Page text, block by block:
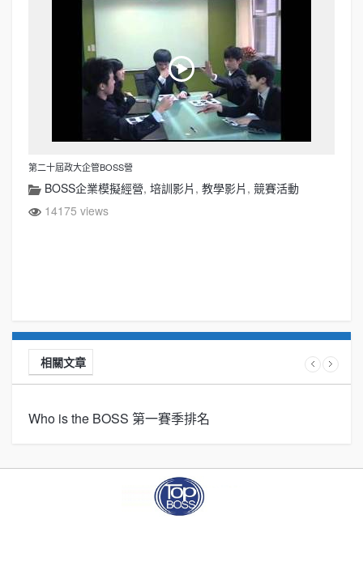
第二十屆政大企管BOSS營
BOSS企業模擬經營, 培訓影片 , 教學影片 , 競賽活動
14175 views
相關文章
Who is the BOSS 第一賽季排名